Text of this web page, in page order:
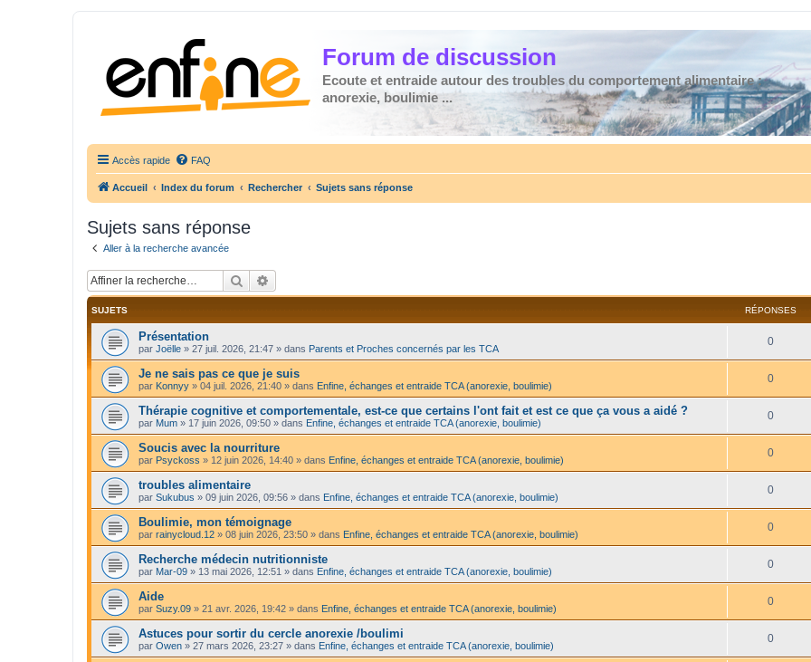
Forum de discussion
Ecoute et entraide autour des troubles du comportement alimentaire :
anorexie, boulimie ...
Accès rapide FAQ
Accueil Index du forum Rechercher Sujets sans réponse
Sujets sans réponse
Aller à la recherche avancée
Rechercher
SUJETS RÉPONSES
Présentation
par Joëlle » 27 juil. 2026, 21:47 » dans Parents et Proches concernés par les TCA
0
Je ne sais pas ce que je suis
par Konnyy » 04 juil. 2026, 21:40 » dans Enfine, échanges et entraide TCA (anorexie, boulimie)
0
Thérapie cognitive et comportementale, est-ce que certains l'ont fait et est ce que ça vous a aidé ?
par Mum » 17 juin 2026, 09:50 » dans Enfine, échanges et entraide TCA (anorexie, boulimie)
0
Soucis avec la nourriture
par Psyckoss » 12 juin 2026, 14:40 » dans Enfine, échanges et entraide TCA (anorexie, boulimie)
0
troubles alimentaire
par Sukubus » 09 juin 2026, 09:56 » dans Enfine, échanges et entraide TCA (anorexie, boulimie)
0
Boulimie, mon témoignage
par rainycloud.12 » 08 juin 2026, 23:50 » dans Enfine, échanges et entraide TCA (anorexie, boulimie)
0
Recherche médecin nutritionniste
par Mar-09 » 13 mai 2026, 12:51 » dans Enfine, échanges et entraide TCA (anorexie, boulimie)
0
Aide
par Suzy.09 » 21 avr. 2026, 19:42 » dans Enfine, échanges et entraide TCA (anorexie, boulimie)
0
Astuces pour sortir du cercle anorexie /boulimi
par Owen » 27 mars 2026, 23:27 » dans Enfine, échanges et entraide TCA (anorexie, boulimie)
0